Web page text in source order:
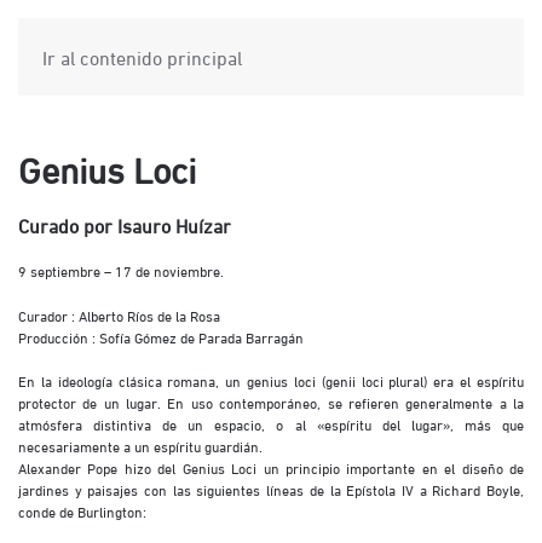
Ir al contenido principal
Genius Loci
Curado por Isauro Huízar
9 septiembre – 17 de noviembre.
Curador : Alberto Ríos de la Rosa
Producción : Sofía Gómez de Parada Barragán
En la ideología clásica romana, un genius loci (genii loci plural) era el espíritu
protector de un lugar. En uso contemporáneo, se refieren generalmente a la
atmósfera distintiva de un espacio, o al «espíritu del lugar», más que
necesariamente a un espíritu guardián.
Alexander Pope hizo del Genius Loci un principio importante en el diseño de
jardines y paisajes con las siguientes líneas de la Epístola IV a Richard Boyle,
conde de Burlington: